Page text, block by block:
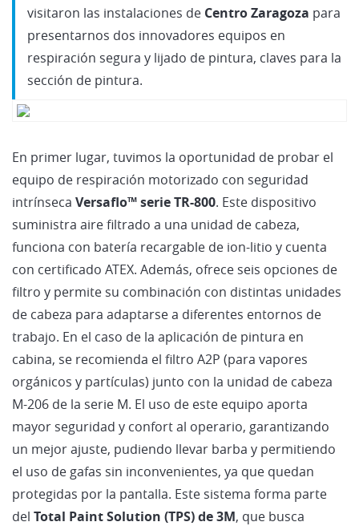
visitaron las instalaciones de Centro Zaragoza para
presentarnos dos innovadores equipos en
respiración segura y lijado de pintura, claves para la
sección de pintura.
En primer lugar, tuvimos la oportunidad de probar el
equipo de respiración motorizado con seguridad
intrínseca Versaflo™ serie TR-800. Este dispositivo
suministra aire filtrado a una unidad de cabeza,
funciona con batería recargable de ion-litio y cuenta
con certificado ATEX. Además, ofrece seis opciones de
filtro y permite su combinación con distintas unidades
de cabeza para adaptarse a diferentes entornos de
trabajo. En el caso de la aplicación de pintura en
cabina, se recomienda el filtro A2P (para vapores
orgánicos y partículas) junto con la unidad de cabeza
M-206 de la serie M. El uso de este equipo aporta
mayor seguridad y confort al operario, garantizando
un mejor ajuste, pudiendo llevar barba y permitiendo
el uso de gafas sin inconvenientes, ya que quedan
protegidas por la pantalla. Este sistema forma parte
del Total Paint Solution (TPS) de 3M, que busca